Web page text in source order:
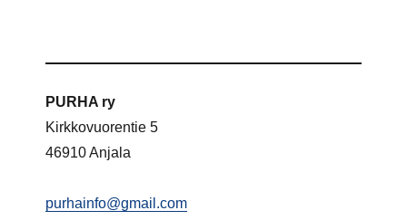
PURHA ry
Kirkkovuorentie 5
46910 Anjala
purhainfo@gmail.com